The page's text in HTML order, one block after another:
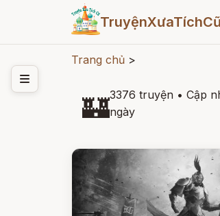
TruyệnXưaTíchCũ
Trang chủ >
🏰3376 truyện • Cập
ngày